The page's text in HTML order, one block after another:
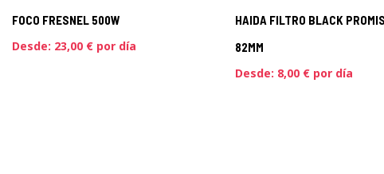
FOCO FRESNEL 500W
Desde: 23,00 €por día
HAIDA FILTRO BLACK
82MM
Desde: 8,00 €por día